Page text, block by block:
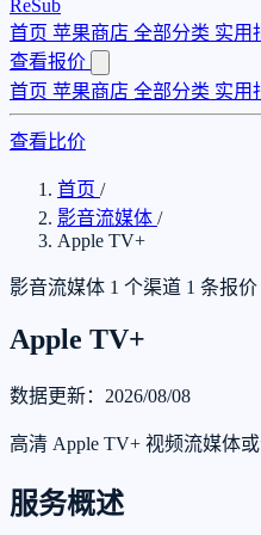
ReSub
首页 苹果商店 全部分类 实用
查看报价
首页 苹果商店 全部分类 实用
查看比价
首页 /
影音流媒体 /
Apple TV+
影音流媒体 1 个渠道 1 条报价
Apple TV+
数据更新：2026/08/08
高清 Apple TV+ 视频流媒体
服务概述